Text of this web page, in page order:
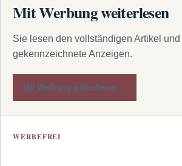
Mit Werbung weiterlesen
Sie lesen den vollständigen Artikel
gekennzeichnete Anzeigen.
Mit Werbung weiterlesen →
WERBEFREI